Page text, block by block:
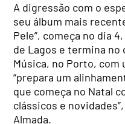
A digressão com o
seu álbum mais
Pele”, começa no dia
de Lagos e termina no
Música, no Porto, com
“prepara um
que começa no Natal
clássicos e
Almada.